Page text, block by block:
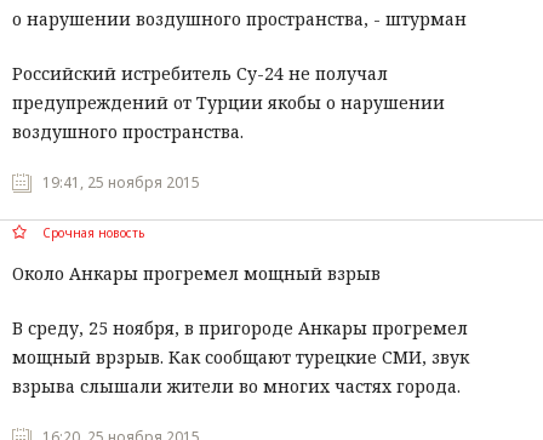
о нарушении воздушного пространства, - штурман
Российский истребитель Су-24 не получал
предупреждений от Турции якобы о нарушении
воздушного пространства.
19:41, 25 ноября 2015
Срочная новость
Около Анкары прогремел мощный взрыв
В среду, 25 ноября, в пригороде Анкары прогремел
мощный врзрыв. Как сообщают турецкие СМИ, звук
взрыва слышали жители во многих частях города.